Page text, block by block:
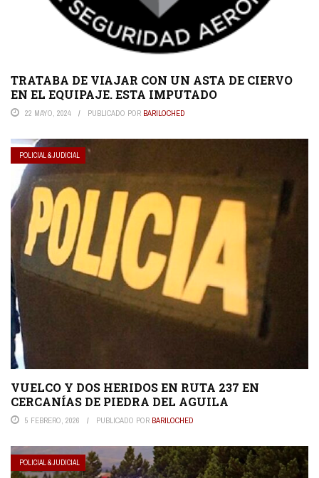
TRATABA DE VIAJAR CON UN ASTA DE CIERVO
EN EL EQUIPAJE. ESTA IMPUTADO
22 MAYO, 2024 PUBLICADO POR BARILOCHED
POLICIAL & JUDICIAL
VUELCO Y DOS HERIDOS EN RUTA 237 EN
CERCANÍAS DE PIEDRA DEL AGUILA
5 FEBRERO, 2026 PUBLICADO POR BARILOCHED
POLICIAL & JUDICIAL